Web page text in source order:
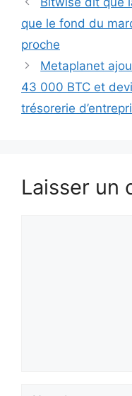
que le fond du
proche
Metaplanet
43 000 BTC et
trésorerie
Laisser un